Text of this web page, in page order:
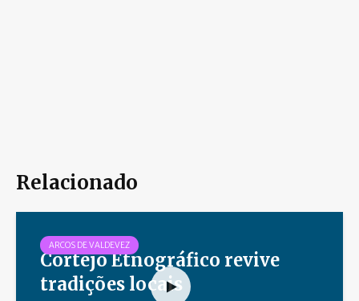
Relacionado
ARCOS DE VALDEVEZ
Cortejo Etnográfico revive
tradições locais